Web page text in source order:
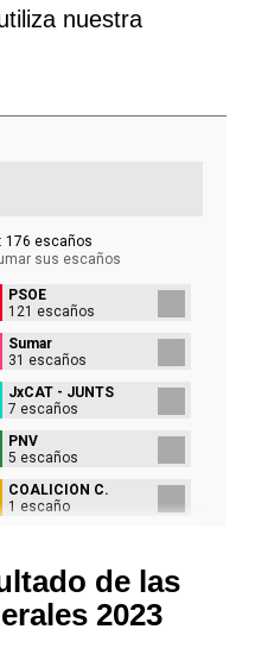
nuestra
176 escaños
sus escaños
PSOE
121 escaños
Sumar
31 escaños
JxCAT - JUNTS
7 escaños
PNV
5 escaños
COALICIÓN C.
1 escaño
de las
2023